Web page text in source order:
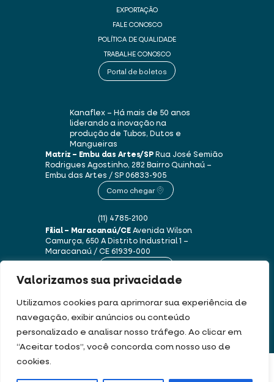
Valorizamos sua privacidade
Utilizamos cookies para aprimorar sua experiência de
navegação, exibir anúncios ou conteúdo
personalizado e analisar nosso tráfego. Ao clicar em
“Aceitar todos”, você concorda com nosso uso de
cookies.
EXPORTAÇÃO
FALE CONOSCO
POLÍTICA DE QUALIDADE
TRABALHE CONOSCO
Portal de boletos
Kanaflex – Há mais de 50 anos
liderando a inovação na
produção de Tubos, Dutos e
Mangueiras
Matriz – Embu das Artes/SPRua José Semião
Rodrigues Agostinho, 282 Bairro Quinhaú –
Embu das Artes / SP06833-905
Como chegar
(11) 4785-2100
Filial – Maracanaú/CEAvenida Wilson
Camurça, 650 ADistrito Industrial 1 –
Maracanaú / CE61939-000
Este site usa cookies e dados pessoais de acordo com os nossos Termos de Uso e